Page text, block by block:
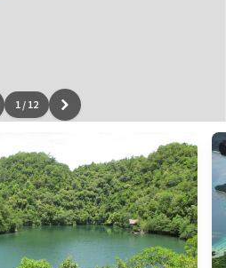
OSM France
1 / 12